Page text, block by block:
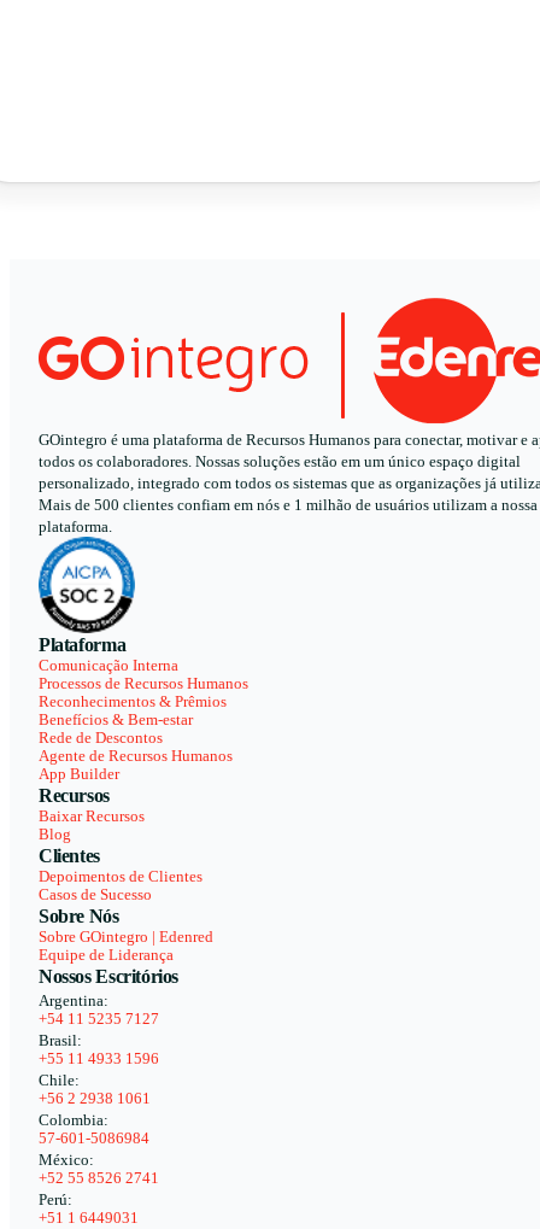
GOintegro é uma plataforma de Recursos Humanos para conectar, motivar e
todos os colaboradores. Nossas soluções estão em um único espaço digital
personalizado, integrado com todos os sistemas que as organizações já
Mais de 500 clientes confiam em nós e 1 milhão de usuários utilizam a nossa
plataforma.
Plataforma
Comunicação Interna
Processos de Recursos Humanos
Reconhecimentos & Prêmios
Benefícios & Bem-estar
Rede de Descontos
Agente de Recursos Humanos
App Builder
Recursos
Baixar Recursos
Blog
Clientes
Depoimentos de Clientes
Casos de Sucesso
Sobre Nós
Sobre GOintegro | Edenred
Equipe de Liderança
Nossos Escritórios
Argentina:
+54 11 5235 7127
Brasil:
+55 11 4933 1596
Chile:
+56 2 2938 1061
Colombia:
57-601-5086984
México:
+52 55 8526 2741
Perú:
+51 1 6449031